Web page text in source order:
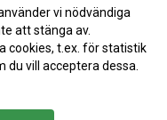
vi nödvändiga
att stänga av.
cookies, t.ex. för statistik
du vill acceptera dessa.